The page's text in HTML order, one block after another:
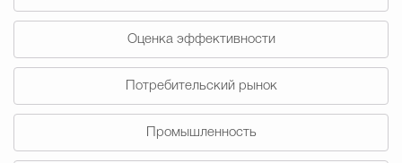
Государственные организации
Оценка эффективности
Потребительский рынок
Промышленность